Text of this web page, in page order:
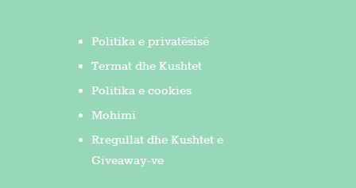
Politika e privatësisë
Termat dhe Kushtet
Politika e cookies
Mohimi
Rregullat dhe Kushtet e
Giveaway-ve